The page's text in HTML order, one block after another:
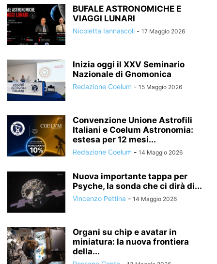
BUFALE ASTRONOMICHE E
VIAGGI LUNARI
Nicoletta Iannascoli - 17 Maggio 2026
Inizia oggi il XXV Seminario
Nazionale di Gnomonica
Redazione Coelum - 15 Maggio 2026
Convenzione Unione Astrofili
Italiani e Coelum Astronomia:
estesa per 12 mesi...
Redazione Coelum - 14 Maggio 2026
Nuova importante tappa per
Psyche, la sonda che ci dirà di...
Vincenzo Pettina - 14 Maggio 2026
Organi su chip e avatar in
miniatura: la nuova frontiera
della...